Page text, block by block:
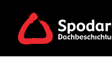
content